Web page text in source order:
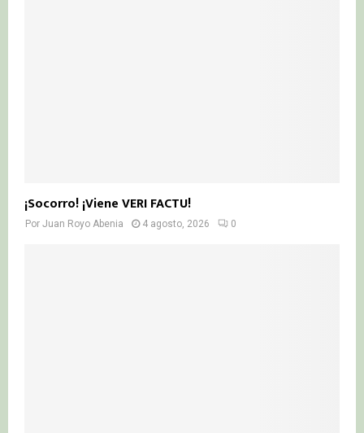
¡Socorro! ¡Viene VERI FACTU!
Por Juan Royo Abenia 4 agosto, 2026 0